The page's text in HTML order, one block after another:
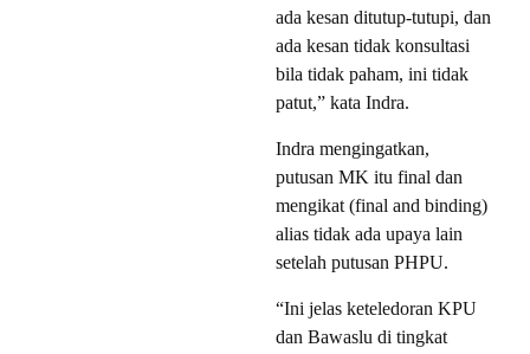
ada kesan ditutup-tutupi, dan
ada kesan tidak konsultasi
bila tidak paham, ini tidak
patut,” kata Indra.
Indra mengingatkan,
putusan MK itu final dan
mengikat (final and binding)
alias tidak ada upaya lain
setelah putusan PHPU.
“Ini jelas keteledoran KPU
dan Bawaslu di tingkat